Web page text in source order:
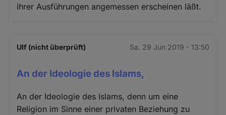
ihrer Ausführungen angemessen erscheinen läßt.
Ulf (nicht überprüft) Sa. 29 Jun 2019 - 13:50
An der Ideologie des Islams,
An der Ideologie des Islams, denn um eine
Religion im Sinne einer privaten Beziehung zu